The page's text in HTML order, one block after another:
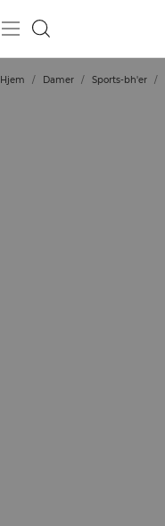
Hjem / Damer / Sports-bh'er /